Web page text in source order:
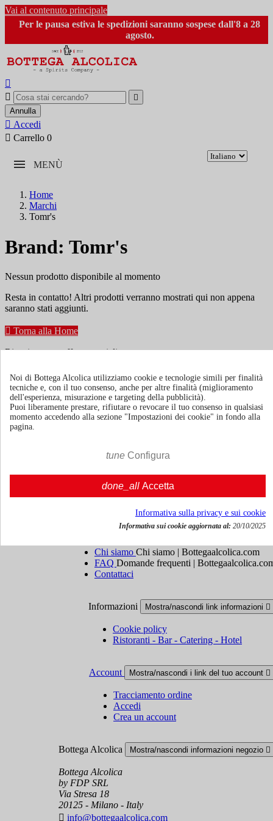
Vai al contenuto principale
Per le pausa estiva le spedizioni saranno sospese dall'8 a 28
agosto.



Annulla
 Accedi
 Carrello 0
MENÙ
Home
Marchi
Tomr's
Brand: Tomr's
Nessun prodotto disponibile al momento
Resta in contatto! Altri prodotti verranno mostrati qui non appena
saranno stati aggiunti.
 Torna alla Home
Ricevi news e offerte speciali
Puoi annullare l'iscrizione in ogni momenti. A questo scopo, cerca le
info di contatto nelle note legali.
Termini e condizioni
Mostra/nascondi link chi siamo
Chi siamo Chi siamo | Bottegaalcolica.com
FAQ Domande frequenti |
Contattaci
Informazioni Mostra/nascondi link informazioni 
Cookie policy
Ristoranti - Bar - Catering - Hotel
Account Mostra/nascondi i link del tuo account 
Tracciamento ordine
Accedi
Crea un account
Bottega Alcolica Mostra/nascondi informazioni negozio 
Bottega Alcolica
by FDP SRL
Via Stresa 18
20125 - Milano - Italy
 info@bottegaalcolica.com
Noi di Bottega Alcolica utilizziamo cookie e tecnologie simili per finalità
tecniche e, con il tuo consenso, anche per altre finalità (miglioramento
dell'esperienza, misurazione e targeting della pubblicità).
Puoi liberamente prestare, rifiutare o revocare il tuo consenso in qualsiasi
momento accedendo alla sezione "Impostazioni dei cookie" in fondo alla
pagina.
tune Configura
done_all Accetta
Informativa sulla privacy e sui cookie
Informativa sui cookie aggiornata al: 20/10/2025